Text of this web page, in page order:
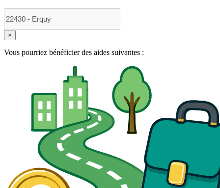
×
Vous pourriez bénéficier des aides suivantes :